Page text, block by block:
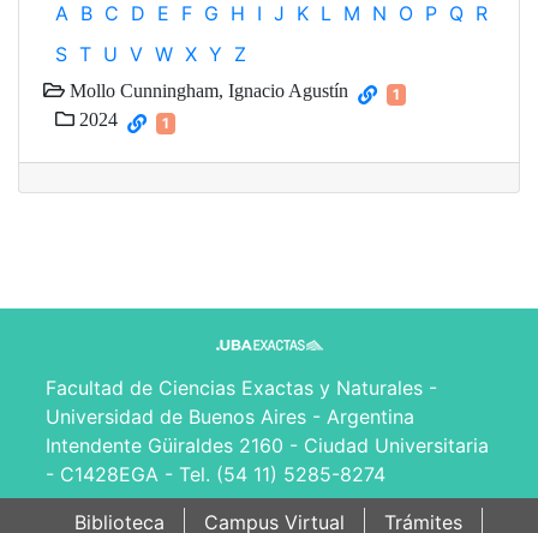
A B C D E F G H I J K L M N O P Q R
S T U V W X Y Z
Mollo Cunningham, Ignacio Agustín 1
2024 1
Facultad de Ciencias Exactas y Naturales -
Universidad de Buenos Aires - Argentina
Intendente Güiraldes 2160 - Ciudad Universitaria
- C1428EGA - Tel. (54 11) 5285-8274
Biblioteca
Campus Virtual Trámites